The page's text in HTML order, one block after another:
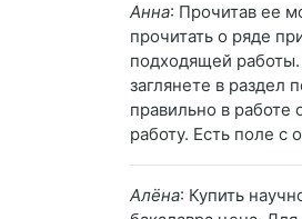
Анна: Прочитав ее
прочитать о ряде
подходящей
заглянете в раздел
правильно в
работу. Есть поле с
Алёна: Купить